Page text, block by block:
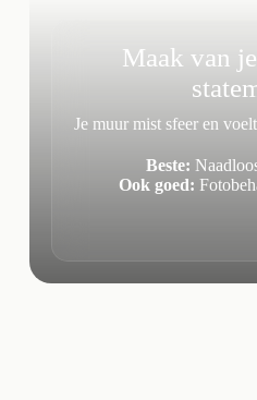
Maak van
Je muur mist sfeer en
Beste:
Ook goed: